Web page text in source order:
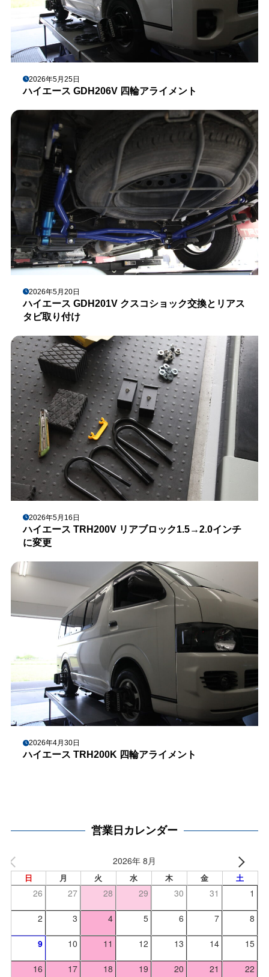
2026年5月25日
ハイエース GDH206V 四輪アライメント
2026年5月20日
ハイエース GDH201V クスコショック交換とリアス
タビ取り付け
2026年5月16日
ハイエース TRH200V リアブロック1.5→2.0インチ
に変更
2026年4月30日
ハイエース TRH200K 四輪アライメント
営業日カレンダー
2026年 8月
日 月 火 水 木 金 土
26 27 28 29 30 31 1
2 3 4 5 6 7 8
9 10 11 12 13 14 15
16 17 18 19 20 21 22